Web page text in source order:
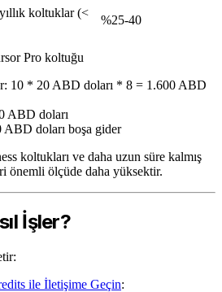
koltuklar (<
%25-40
Pro koltuğu
10 * 20 ABD doları * 8 = 1.600 ABD
ABD doları
doları boşa gider
koltukları ve daha uzun süre kalmış
önemli ölçüde daha yüksektir.
İşler?
ile İletişime Geçin: